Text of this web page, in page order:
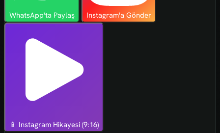
WhatsApp'ta Paylaş Instagram'a Gönder
📱 Instagram Hikayesi (9:16)